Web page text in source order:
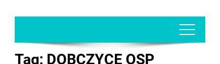
Tag: DOBCZYCE OSP